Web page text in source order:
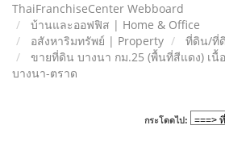
ThaiFranchiseCenter Webboard
บ้านและออฟฟิส | Home & Office
อสังหาริมทรัพย์ | Property
ที่ดิน/ที่
ขายที่ดิน บางนา กม.25 (พื้นที่สีแดง) เนื้
บางนา-ตราด
กระโดดไป: